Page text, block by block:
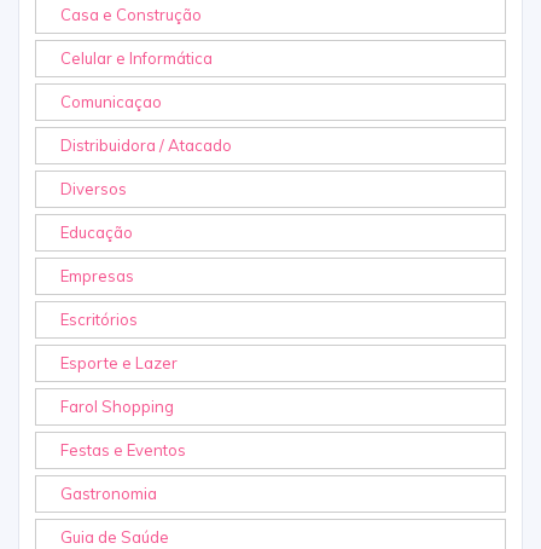
Casa e Construção
Celular e Informática
Comunicaçao
Distribuidora / Atacado
Diversos
Educação
Empresas
Escritórios
Esporte e Lazer
Farol Shopping
Festas e Eventos
Gastronomia
Guia de Saúde